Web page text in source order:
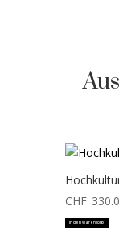
CHF
In den Warenkorb